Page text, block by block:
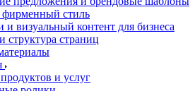
стиль
и визуальный контент для бизнеса
структура страниц
и услуг